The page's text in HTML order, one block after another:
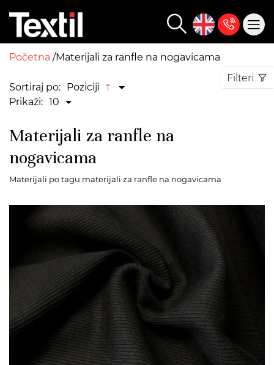
Početna Materijali za ranfle na nogavicama
Sortiraj po: Poziciji
Prikaži: 10
Filteri
Materijali za ranfle na
nogavicama
Materijali po tagu materijali za ranfle na nogavicama